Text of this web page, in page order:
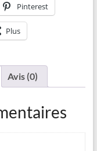
Pinterest
Plus
Avis (0)